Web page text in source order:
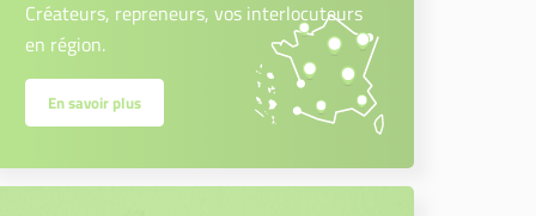
Créateurs, repreneurs, vos interlocuteurs
en région.
En savoir plus